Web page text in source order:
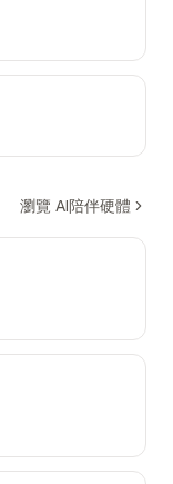
瀏覽 AI陪伴硬體